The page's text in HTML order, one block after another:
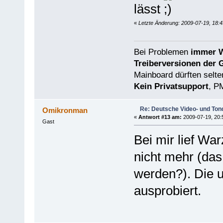
lässt
« Letzte Änderung: 2009-07-19,
Bei Problemen immer
Treiberversionen der
Mainboard dürften
Kein Privatsupport,
Omikronman
Gast
Re: Deutsche Video- und
« Antwort #13 am: 2009-07-19,
Bei mir lief
nicht mehr
werden?). Die
ausprobiert.